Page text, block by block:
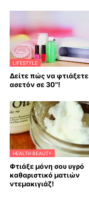
LIFESTYLE
Δείτε πώς να φτιάξετε
ασετόν σε 30''!
HEALTH BEAUTY
Φτιάξε μόνη σου υγρό
καθαριστικό ματιών
ντεμακιγιάζ!